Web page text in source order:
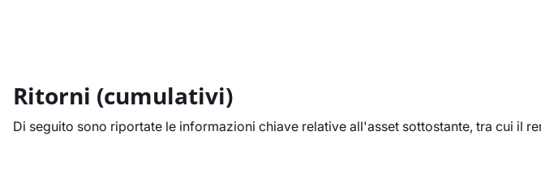
Ritorni (cumulativi)
Di seguito sono riportate le informazioni chiave relative all'asset sottostante, tra cui il